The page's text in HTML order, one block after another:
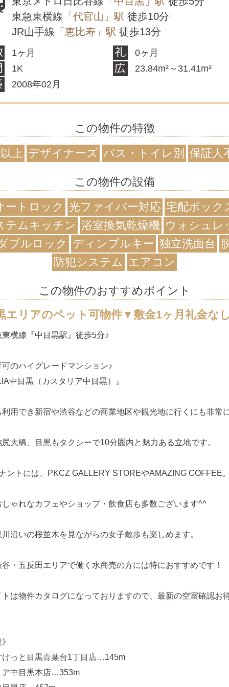
東急東横線 「代官山」駅 徒歩10分
JR山手線 「恵比寿」駅 徒歩13分
1ヶ月
0ヶ月
1K
23.84m²～31.41m²
2008年02月
この物件の特徴
上 デザイナーズ バス・トイレ別 保証人
この物件の設備
ートロック
光ファイバー対応 宅配ボック
テムキッチン 浴室換気乾燥機 ウォシュレ
ブルロック
ディンプルキー 独立洗面台
防犯システム エアコン
この物件のおすすめポイント
エリアのペット可物件▼敷金1ヶ月礼金な
横線『中目黒駅』徒歩5分♪
のハイグレードマンション♪
中目黒（カスタリア中目黒）』
用でき新宿や渋谷などの商業地区や観光地に行くにも非常に
大橋、目黒もタクシーで10分圏内と魅力ある立地です。
ントには、PKCZ GALLERY STOREやAMAZING COFFEE。
ゃれなカフェやショップ・飲食店も多数ございます^^
沿いの桜並木を見ながらの女子散歩も楽しめます。
・五反田エリアで働く水商売の方には特におすすめです！
は物件カタログになっておりますので、最新の空室確認お
けっと目黒青葉台1丁目店…145m
ア中目黒本店…353m